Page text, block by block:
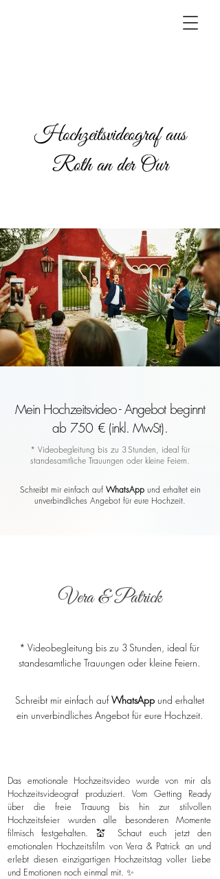
Hochzeitsvideograf aus
Roth an der Our
Mein Hochzeitsvideo - Angebot beginnt
ab 750 € (inkl. MwSt).
* Videobegleitung bis zu 3 Stunden, ideal für
standesamtliche Trauungen oder kleine Feiern.
Schreibt mir einfach auf WhatsAppund erhaltet ein
unverbindliches Angebot für eure Hochzeit.
Vera & Patrick
* Videobegleitung bis zu 3 Stunden, ideal für
standesamtliche Trauungen oder kleine Feiern.
Schreibt mir einfach aufWhatsAppund erhaltet
ein unverbindliches Angebot für eure Hochzeit.
Das emotionale Hochzeitsvideo wurde von mir als
Hochzeitsvideograf produziert. Vom Getting Ready
über die freie Trauung bis hin zur stilvollen
Hochzeitsfeier wurden alle besonderen Momente
filmisch festgehalten. 💒 Schaut euch jetzt den
emotionalen Hochzeitsfilm von Vera & Patrick an und
erlebt diesen einzigartigen Hochzeitstag voller Liebe
und Emotionen noch einmal mit. ✨